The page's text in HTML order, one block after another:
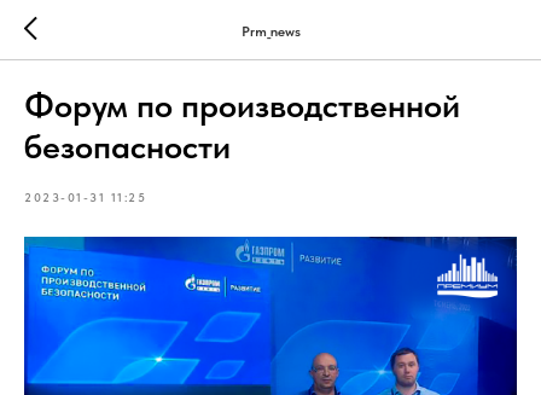
Prm_news
Форум по производственной
безопасности
2023-01-31 11:25